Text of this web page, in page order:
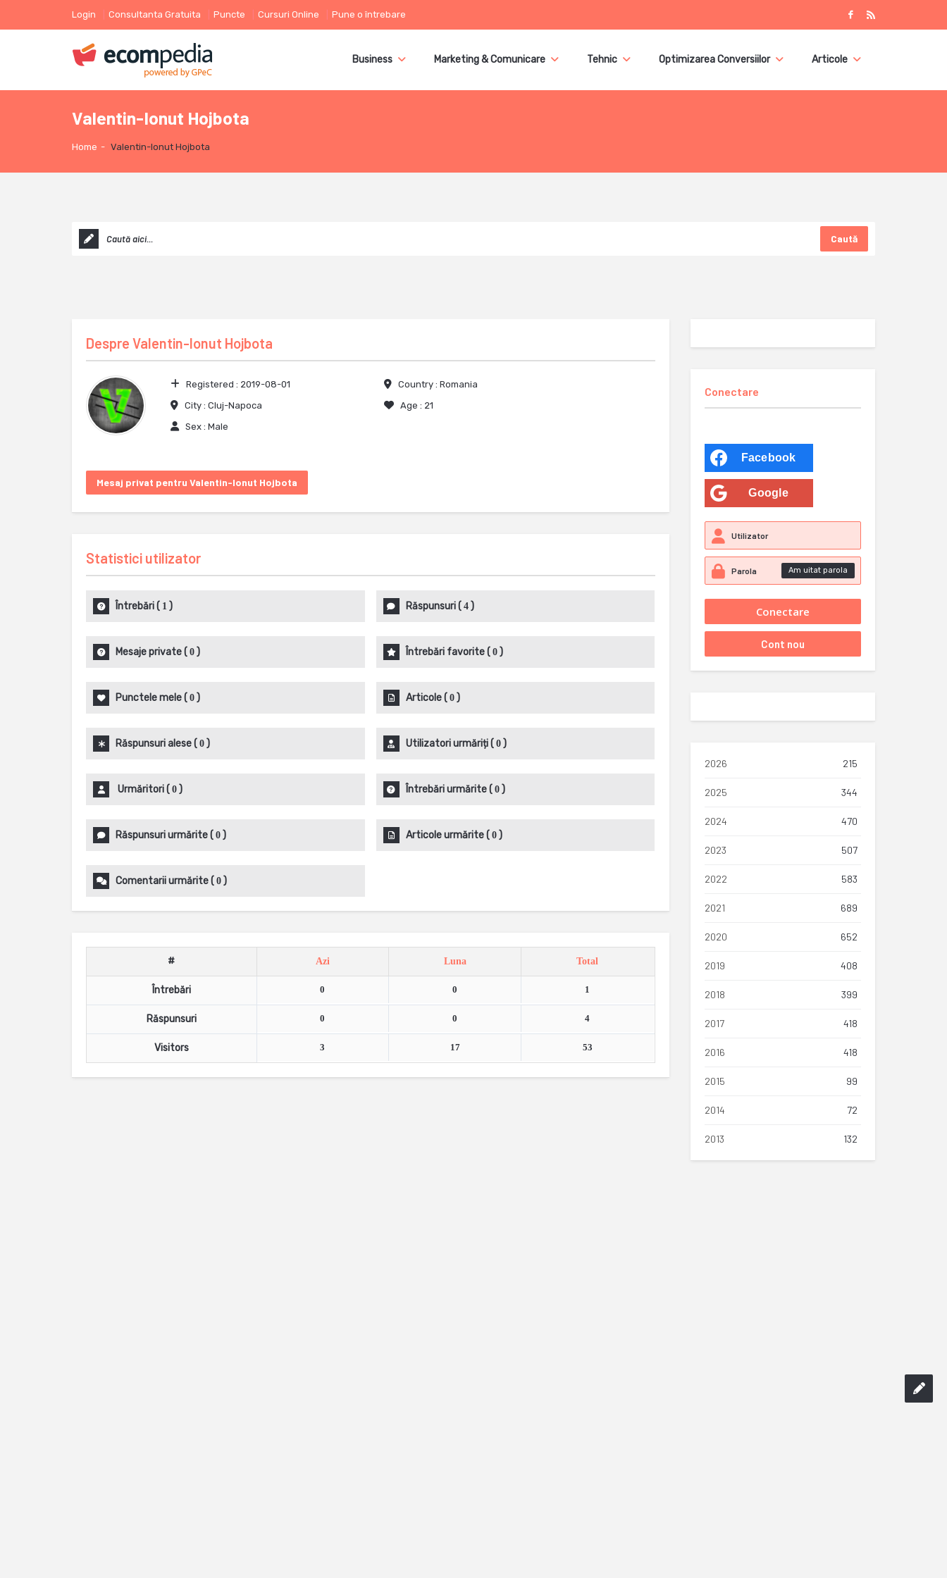
Login Consultanta Gratuita Puncte Cursuri Online Pune o întrebare
Business Marketing & Comunicare Tehnic Optimizarea Conversiilor Articole
Valentin-Ionut Hojbota
Home - Valentin-Ionut Hojbota
Caută
Despre Valentin-Ionut Hojbota
Registered : 2019-08-01 Country : Romania
City : Cluj-Napoca Age : 21
Sex : Male
Mesaj privat pentru Valentin-Ionut Hojbota
Statistici utilizator
Întrebări( 1 ) Răspunsuri( 4)
Mesaje private( 0 ) Întrebări favorite( 0)
Punctele mele( 0 ) Articole( 0)
Răspunsuri alese( 0 ) Utilizatori urmăriți( 0)
Urmăritori( 0 ) Întrebări urmărite( 0)
Răspunsuri urmărite( 0 ) Articole urmărite( 0)
Comentarii urmărite( 0 )
# Azi Luna Total
Întrebări 0 0 1
Răspunsuri 0 0 4
Visitors 3 17 53
Conectare
Facebook
Google
Am uitat parola
2026 215
2025 344
2024 470
2023 507
2022 583
2021 689
2020 652
2019 408
2018 399
2017 418
2016 418
2015 99
2014 72
2013 132